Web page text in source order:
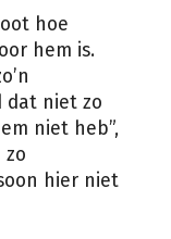
hoe
hem is.
dat niet zo
niet heb”,
zo
hier niet